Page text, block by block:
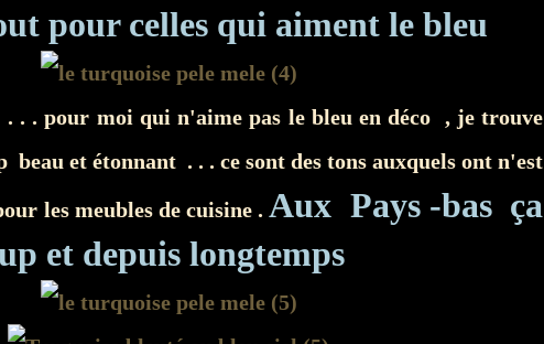
pour celles qui aiment le bleu
. . pour moi qui n'aime pas le bleu en déco , je trouve
beau et étonnant . . . ce sont des tons auxquels ont n'est
les meubles de cuisine .Aux Pays -bas ça
et depuis longtemps